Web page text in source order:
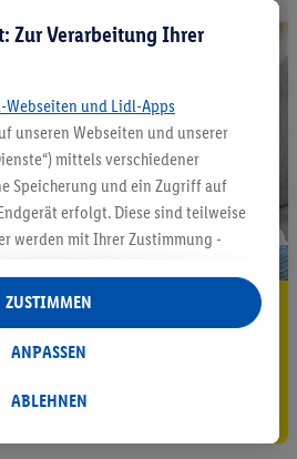
sparen³²ᵃ
Newsletter anmelden
sichern!
Zur Verarbeitung Ihrer
und Lidl-Apps
unseren Webseiten und unserer
mittels verschiedener
Speicherung und ein Zugriff auf
erfolgt. Diese sind teilweise
werden mit Ihrer Zustimmung -
mit dem IAB TCF
personalisierte Werbung
Werbung werden
ABLEHNEN
ANPASSEN
ZUSTIMMEN